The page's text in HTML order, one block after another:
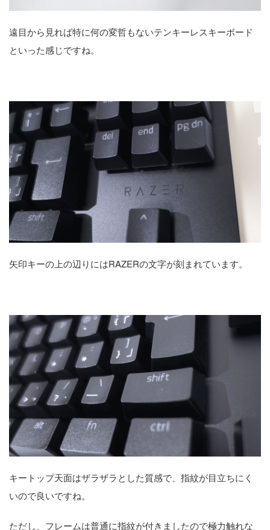
遠目から見れば特に何の変哲もないテンキーレスキーボード
といった感じですね。
矢印キーの上の辺りにはRAZERの文字が刻まれています。
キートップ天面はザラザラとした質感で、指紋が目立ちにく
いので良いですね。
ただし、フレームは普通に指紋が付きましたので極力触れな